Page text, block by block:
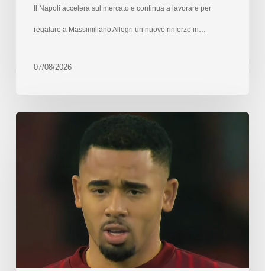
Il Napoli accelera sul mercato e continua a lavorare per
regalare a Massimiliano Allegri un nuovo rinforzo in…
07/08/2026